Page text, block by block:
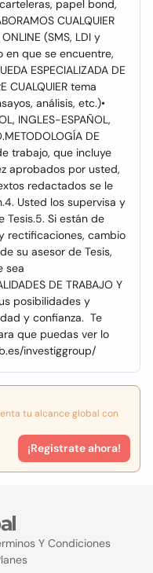
papel bond,
CUALQUIER
(SMS, LDI y
en que se encuentre,
ESPECIALIZADA DE
CUALQUIER tema
análisis, etc.)•
INGLES-ESPAÑOL,
DE
trabajo, que incluye
aprobados por usted,
redactados se le
Usted los supervisa y
Tesis.5. Si están de
rectificaciones, cambio
su asesor de Tesis,
sea
DE TRABAJO Y
posibilidades y
y confianza. Te
que puedas ver lo
investiggroup/
tu alcance global con
¡Registrate ahora!
Y Condiciones